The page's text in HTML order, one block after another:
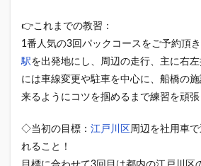
回目
終
回）
1.2
■先ず
橋か
戸川
区へ
👉これまでの教習：
1番人気の3回パックコースをご予約頂
駅を出発地にし、周辺の走行、主に右
には車線変更や駐車を中心に、船橋の
来るようにコツを掴めるまで練習を頑張
◇当初の目標： 江戸川区 周辺を社用車
れること！